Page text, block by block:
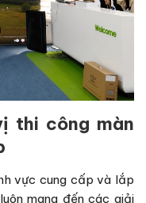
thi công màn
vực cung cấp và lắp
mang đến các giải